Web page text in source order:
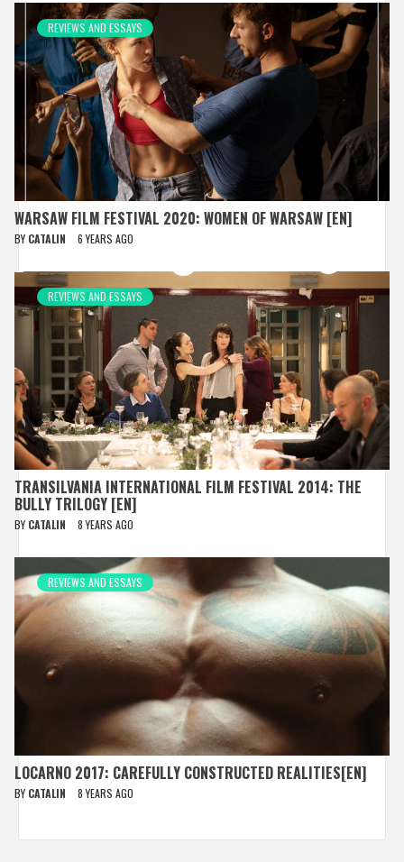
REVIEWS AND ESSAYS
WARSAW FILM FESTIVAL 2020: WOMEN OF WARSAW [EN]
BY CATALIN 6 YEARS AGO
REVIEWS AND ESSAYS
TRANSILVANIA INTERNATIONAL FILM FESTIVAL 2014: THE
BULLY TRILOGY [EN]
BY CATALIN 8 YEARS AGO
REVIEWS AND ESSAYS
LOCARNO 2017: CAREFULLY CONSTRUCTED REALITIES[EN]
BY CATALIN 8 YEARS AGO